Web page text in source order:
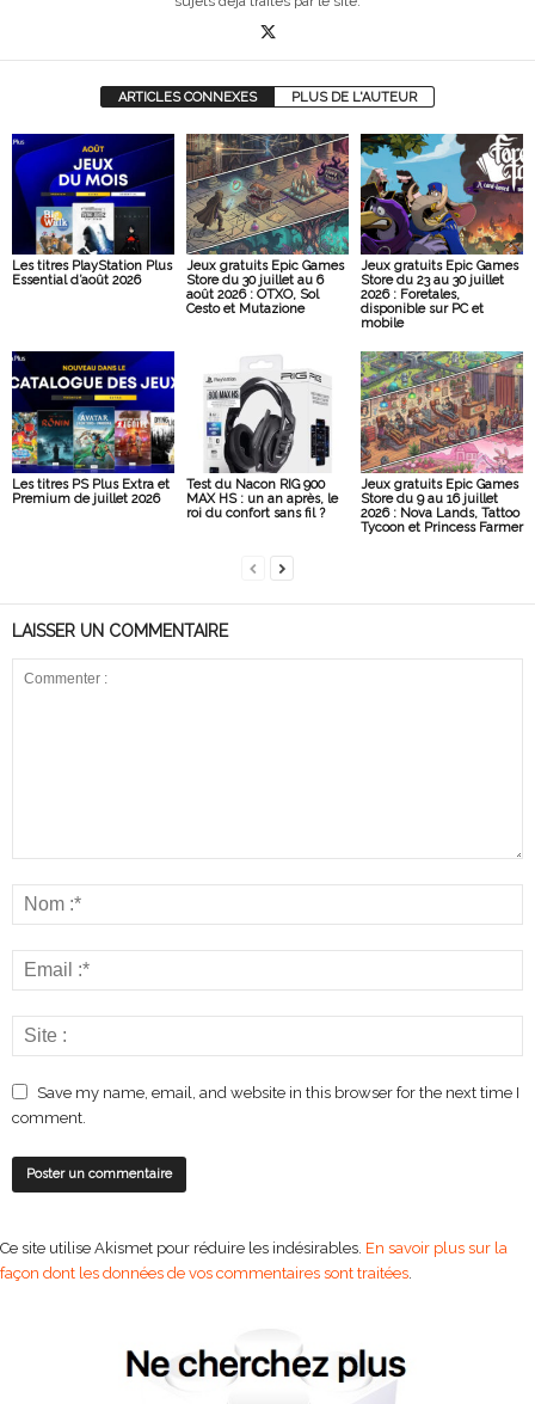
ARTICLES CONNEXES PLUS DE L'AUTEUR
Les titres PlayStation Plus
Essential d’août 2026
Jeux gratuits Epic Games
Store du 30 juillet au 6
août 2026 : OTXO, Sol
Cesto et Mutazione
Jeux gratuits Epic Games
Store du 23 au 30 juillet
2026 : Foretales,
disponible sur PC et
mobile
Les titres PS Plus Extra et
Premium de juillet 2026
Test du Nacon RIG 900
MAX HS : un an après, le
roi du confort sans fil ?
Jeux gratuits Epic Games
Store du 9 au 16 juillet
2026 : Nova Lands, Tattoo
Tycoon et Princess Farmer
LAISSER UN COMMENTAIRE
Save my name, email, and website in this browser for the next time I
comment.
Ce site utilise Akismet pour réduire les indésirables. En savoir plus sur la
façon dont les données de vos commentaires sont traitées.